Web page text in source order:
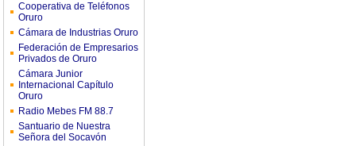
Cooperativa de Teléfonos
Oruro
Cámara de Industrias Oruro
Federación de Empresarios
Privados de Oruro
Cámara Junior
Internacional Capítulo
Oruro
Radio Mebes FM 88.7
Santuario de Nuestra
Señora del Socavón